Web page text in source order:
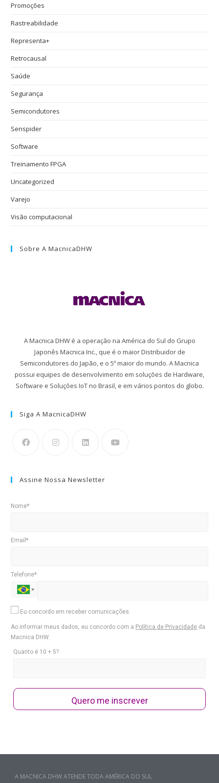
Promoções
Rastreabilidade
Representa+
Retrocausal
Saúde
Segurança
Semicondutores
Senspider
Software
Treinamento FPGA
Uncategorized
Varejo
Visão computacional
Sobre A MacnicaDHW
A Macnica DHW é a operação na América do Sul do Grupo
Japonês Macnica Inc., que é o maior Distribuidor de
Semicondutores do Japão, e o 5º maior do mundo. A Macnica
possui equipes de desenvolvimento em soluções de Hardware,
Software e Soluções IoT no Brasil, e em vários pontos do globo.
Siga A MacnicaDHW
Assine Nossa Newsletter
Nome*
Email*
Telefone*
Eu concordo em receber comunicações.
Ao informar meus dados, eu concordo com a Política de Privacidade da
Macnica DHW.
Quanto é 10 + 5?
Quero me inscrever
A MACNICA DHW ATENDE TODA AMÉRICA DO SUL